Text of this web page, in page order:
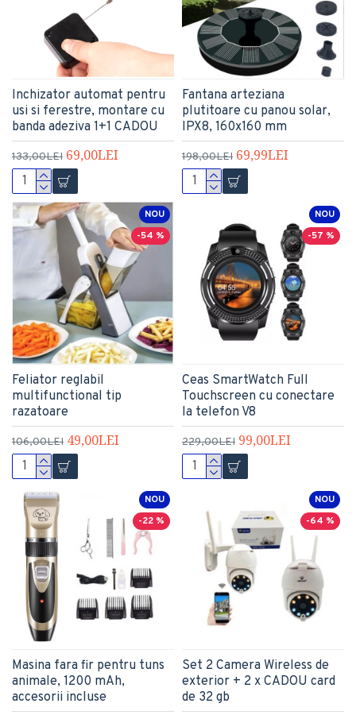
Inchizator automat pentru
usi si ferestre, montare cu
banda adeziva 1+1 CADOU
133,00LEI 69,00LEI
Fantana arteziana
plutitoare cu panou solar,
IPX8, 160x160 mm
198,00LEI 69,99LEI
NOU
-54 %
Feliator reglabil
multifunctional tip
razatoare
106,00LEI 49,00LEI
NOU
-57 %
Ceas SmartWatch Full
Touchscreen cu conectare
la telefon V8
229,00LEI 99,00LEI
NOU
-22 %
Masina fara fir pentru tuns
animale, 1200 mAh,
accesorii incluse
NOU
-64 %
Set 2 Camera Wireless de
exterior + 2 x CADOU card
de 32 gb